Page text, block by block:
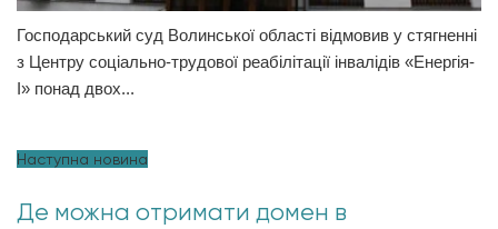
Господарський суд Волинської області відмовив у стягненні
з Центру соціально-трудової реабілітації інвалідів «Енергія-
І» понад двох...
Наступна новина
Де можна отримати домен в